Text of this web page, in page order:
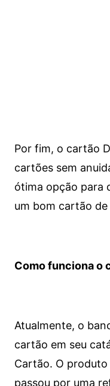
Por fim, o cartão
cartões sem
ótima opção para
um bom cartão
Como funciona o
Atualmente, o
cartão em seu
Cartão. O
passou por uma